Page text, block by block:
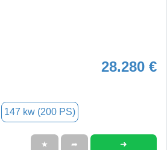
28.280 €
147 kw (200 PS)
★ ➦ ➜